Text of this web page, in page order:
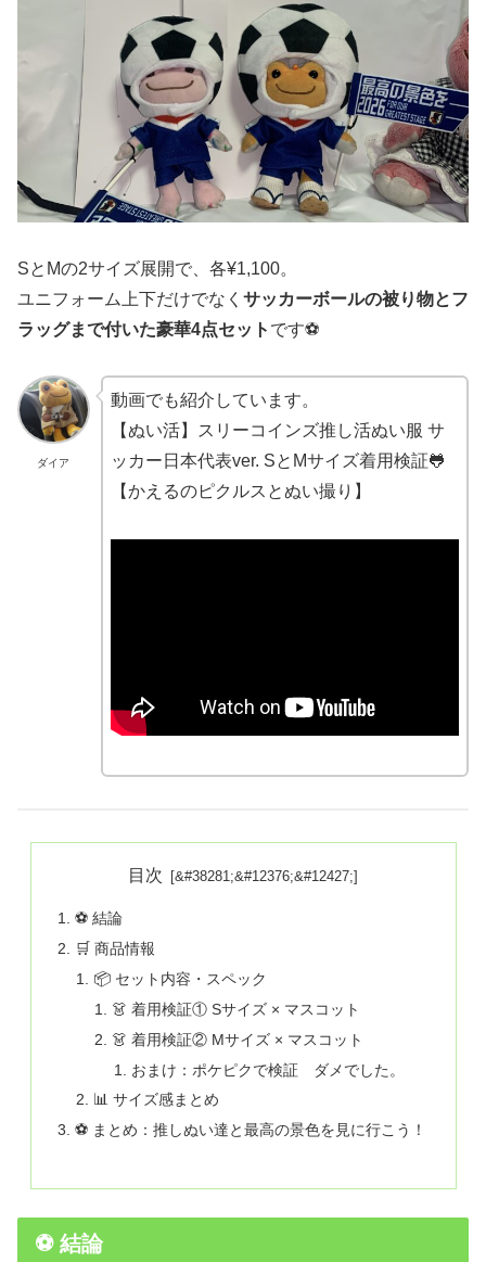
SとMの2サイズ展開で、各¥1,100。
ユニフォーム上下だけでなく サッカーボールの被り物とフ
ラッグまで付いた豪華4点セット です⚽
ダイア
動画でも紹介しています。
【ぬい活】スリーコインズ推し活ぬい服 サ
ッカー日本代表ver. SとMサイズ着用検証🐸
【かえるのピクルスとぬい撮り】
目次
⚽ 結論
🛒 商品情報
📦 セット内容・スペック
👗 着用検証① Sサイズ × マスコット
👗 着用検証② Mサイズ × マスコット
おまけ：ポケピクで検証 ダメでした。
📊 サイズ感まとめ
⚽ まとめ：推しぬい達と最高の景色を見に行こう！
⚽ 結論